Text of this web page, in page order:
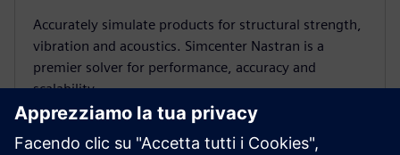
Accurately simulate products for structural strength,
vibration and acoustics. Simcenter Nastran is a
premier solver for performance, accuracy and
scalability.